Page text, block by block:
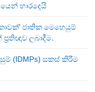
භාරදෙයි
ජාතික මෙහෙයුම්
ලබාදීම.
(IDMPs) සකස් කිරීම